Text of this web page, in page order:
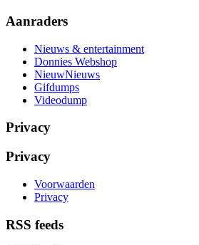
Aanraders
Nieuws & entertainment
Donnies Webshop
NieuwNieuws
Gifdumps
Videodump
Privacy
Privacy
Voorwaarden
Privacy
RSS feeds